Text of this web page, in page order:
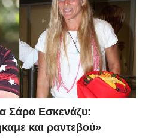
Σάρα Εσκενάζυ:
και ραντεβού»